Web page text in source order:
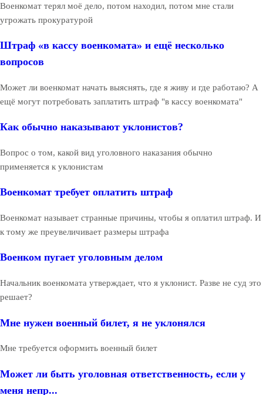
Военкомат терял моё дело, потом находил, потом мне стали
угрожать прокуратурой
Штраф «в кассу военкомата» и ещё несколько
вопросов
Может ли военкомат начать выяснять, где я живу и где работаю? А
ещё могут потребовать заплатить штраф "в кассу военкомата"
Как обычно наказывают уклонистов?
Вопрос о том, какой вид уголовного наказания обычно
применяется к уклонистам
Военкомат требует оплатить штраф
Военкомат называет странные причины, чтобы я оплатил штраф. И
к тому же преувеличивает размеры штрафа
Военком пугает уголовным делом
Начальник военкомата утверждает, что я уклонист. Разве не суд это
решает?
Мне нужен военный билет, я не уклонялся
Мне требуется оформить военный билет
Может ли быть уголовная ответственность, если у
меня непр...